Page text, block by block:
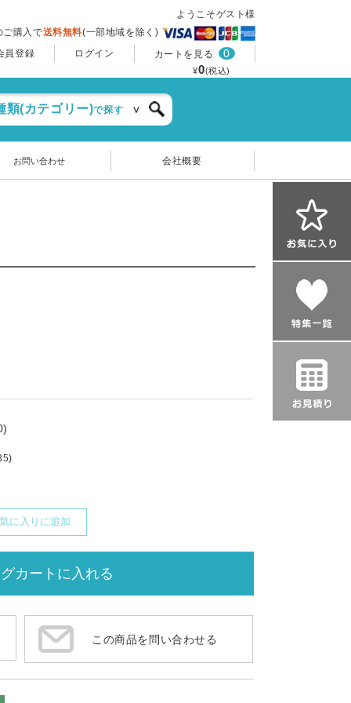
ようこそゲスト様
購入で送料無料(一部地域を除く)
員登録
ログイン カートを見る 0
¥0(税込)
類(カテゴリー)で探す
お問い合わせ 会社概要
に入りに追加
この商品を問い合わせる